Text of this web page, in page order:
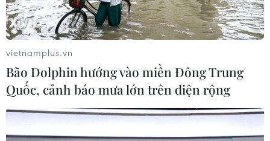
thử nghiệm điều trị Ebola tại Congo
04/08/2026 22:42
Italy: Hai trận động đất liên tiếp làm
rung chuyển khu vực gần tháp
nghiêng Pisa
vietnamplus.vn
Bão Dolphin hướng vào miền Đông Trung
Quốc, cảnh báo mưa lớn trên diện rộng